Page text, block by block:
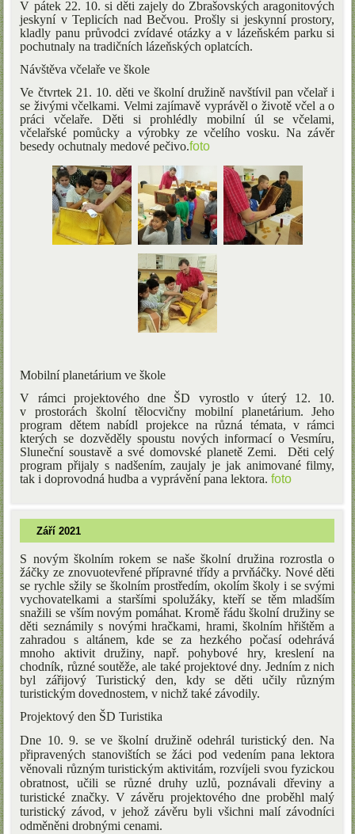
V pátek 22. 10. si děti zajely do Zbrašovských aragonitových
jeskyní v Teplicích nad Bečvou. Prošly si jeskynní prostory,
kladly panu průvodci zvídavé otázky a v lázeňském parku si
pochutnaly na tradičních lázeňských oplatcích.
Návštěva včelaře ve škole
Ve čtvrtek 21. 10. děti ve školní družině navštívil pan včelař i
se živými včelkami. Velmi zajímavě vyprávěl o životě včel a o
práci včelaře. Děti si prohlédly mobilní úl se včelami,
včelařské pomůcky a výrobky ze včelího vosku. Na závěr
besedy ochutnaly medové pečivo.foto
Mobilní planetárium ve škole
V rámci projektového dne ŠD vyrostlo v úterý 12. 10.
v prostorách školní tělocvičny mobilní planetárium. Jeho
program dětem nabídl projekce na různá témata, v rámci
kterých se dozvěděly spoustu nových informací o Vesmíru,
Sluneční soustavě a své domovské planetě Zemi.
Děti celý
program přijaly s nadšením, zaujaly je jak animované filmy,
tak i doprovodná hudba a vyprávění pana lektora.foto
Září 2021
S novým školním rokem se naše školní družina rozrostla o
žáčky ze znovuotevřené přípravné třídy a prvňáčky. Nové děti
se rychle sžily se školním prostředím, okolím školy i se svými
vychovatelkami a staršími spolužáky, kteří se těm mladším
snažili se vším novým pomáhat. Kromě řádu školní družiny se
děti seznámily s novými hračkami, hrami, školním hřištěm a
zahradou s altánem, kde se za hezkého počasí odehrává
mnoho aktivit družiny, např. pohybové hry, kreslení na
chodník, různé soutěže, ale také projektové dny. Jedním z nich
byl zářijový Turistický den, kdy se děti učily různým
turistickým dovednostem, v nichž také závodily.
Projektový den ŠD Turistika
Dne 10. 9. se ve školní družině odehrál turistický den. Na
připravených stanovištích se žáci pod vedením pana lektora
věnovali různým turistickým aktivitám, rozvíjeli svou fyzickou
obratnost, učili se různé druhy uzlů, poznávali dřeviny a
turistické značky. V závěru projektového dne proběhl malý
turistický závod, v jehož závěru byli všichni malí závodníci
odměněni drobnými cenami.